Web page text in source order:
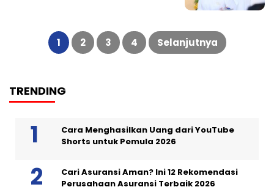
Paginasi
1 2 3 4 Selanjutnya
TRENDING
Cara Menghasilkan Uang dari YouTube
Shorts untuk Pemula 2026
Cari Asuransi Aman? Ini 12 Rekomendasi
Perusahaan Asuransi Terbaik 2026